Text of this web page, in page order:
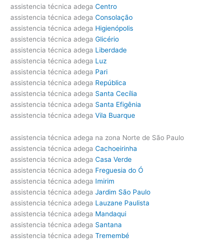
assistencia técnica adega Centro
assistencia técnica adega Consolação
assistencia técnica adega Higienópolis
assistencia técnica adega Glicério
assistencia técnica adega Liberdade
assistencia técnica adega Luz
assistencia técnica adega Pari
assistencia técnica adega República
assistencia técnica adega Santa Cecília
assistencia técnica adega Santa Efigênia
assistencia técnica adega Vila Buarque
assistencia técnica adega na zona Norte de São Paulo
assistencia técnica adega Cachoeirinha
assistencia técnica adega Casa Verde
assistencia técnica adega Freguesia do Ó
assistencia técnica adega Imirim
assistencia técnica adega Jardim São Paulo
assistencia técnica adega Lauzane Paulista
assistencia técnica adega Mandaqui
assistencia técnica adega Santana
assistencia técnica adega Tremembé